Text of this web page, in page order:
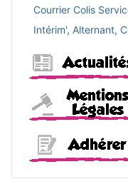
Courrier Colis
Intérim', Alternant,